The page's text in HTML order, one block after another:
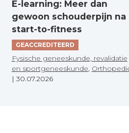
E-learning: Meer dan
gewoon schouderpijn na
start-to-fitness
GEACCREDITEERD
Fysische geneeskunde, revalidatie
en sportgeneeskunde
| 30.07.2026